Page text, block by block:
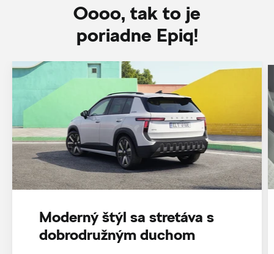
Oooo, tak to je
poriadne Epiq!
Moderný štýl sa stretáva s
dobrodružným duchom